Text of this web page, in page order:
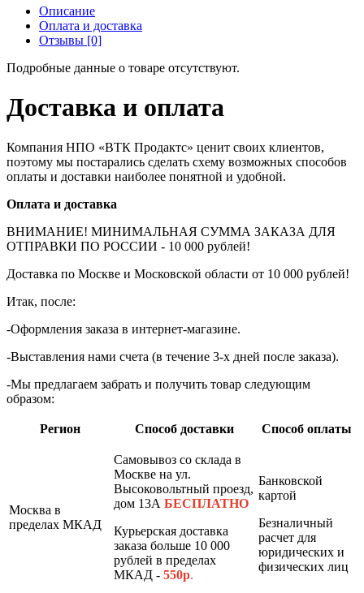
Описание
Оплата и доставка
Отзывы [0]
Подробные данные о товаре отсутствуют.
Доставка и оплата
Компания НПО «ВТК Продактс» ценит своих клиентов,
поэтому мы постарались сделать схему возможных способов
оплаты и доставки наиболее понятной и удобной.
Оплата и доставка
ВНИМАНИЕ! МИНИМАЛЬНАЯ СУММА ЗАКАЗА ДЛЯ
ОТПРАВКИ ПО РОССИИ - 10 000 рублей!
Доставка по Москве и Московской области от 10 000 рублей!
Итак, после:
-Оформления заказа в интернет-магазине.
-Выставления нами счета (в течение 3-х дней после заказа).
-Мы предлагаем забрать и получить товар следующим
образом:
Регион Способ доставки Способ оплаты
Москва в
пределах МКАД
Самовывоз со склада в
Москве на ул.
Высоковольтный проезд,
дом 13А БЕСПЛАТНО
Курьерская доставка
заказа больше 10 000
рублей в пределах
МКАД - 550р.
Банковской
картой
Безналичный
расчет для
юридических и
физических лиц